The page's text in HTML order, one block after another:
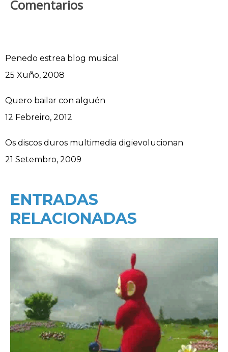
Comentarios
Penedo estrea blog musical
Data
25 Xuño, 2008
Quero bailar con alguén
Data
12 Febreiro, 2012
Os discos duros multimedia digievolucionan
Data
21 Setembro, 2009
ENTRADAS
RELACIONADAS